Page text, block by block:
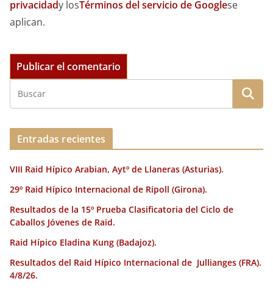
privacidady losTérminos del servicio de Googlese
aplican.
Entradas recientes
VIII Raid Hípico Arabian, Aytº de Llaneras (Asturias).
29º Raid Hípico Internacional de Ripoll (Girona).
Resultados de la 15º Prueba Clasificatoria del Ciclo de
Caballos Jóvenes de Raid.
Raid Hípico Eladina Kung (Badajoz).
Resultados del Raid Hípico Internacional de Jullianges (FRA).
4/8/26.